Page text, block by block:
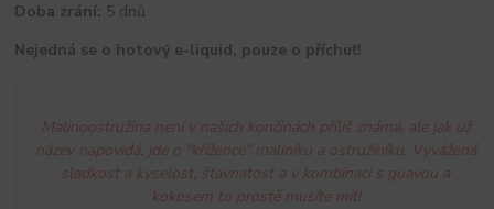
Doba zrání: 5 dnů
Nejedná se o hotový e-liquid, pouze o příchuť!
Malinoostružina není v našich končinách příliš známá, ale jak už
název napovídá, jde o "křížence" maliníku a ostružiníku. Vyvážená
sladkost a kyselost, šťavnatost a v kombinaci s guavou a
kokosem to prostě musíte mít!